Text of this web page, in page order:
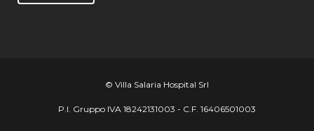
© Villa Salaria Hospital Srl
P.I. Gruppo IVA 18242131003 - C.F. 16406501003